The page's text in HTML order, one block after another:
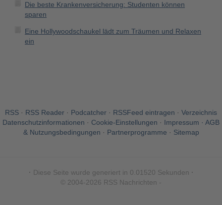
Die beste Krankenversicherung: Studenten können
sparen
Eine Hollywoodschaukel lädt zum Träumen und Relaxen
ein
RSS · RSS Reader · Podcatcher · RSSFeed eintragen · Verzeichnis
Datenschutzinformationen · Cookie-Einstellungen · Impressum · AGB
& Nutzungsbedingungen · Partnerprogramme · Sitemap
· Diese Seite wurde generiert in 0.01520 Sekunden ·
© 2004-2026 RSS Nachrichten -